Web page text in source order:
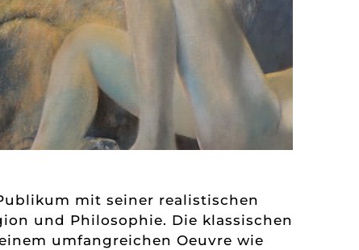
mit seiner realistischen
und Philosophie. Die klassischen
umfangreichen Oeuvre wie